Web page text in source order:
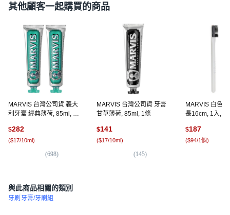
其他顧客一起購買的商品
MARVIS 台灣公司貨 義大
利牙膏 經典薄荷, 85ml, 1
$282
($17/10ml)
(698)
MARVIS 台灣公司貨 牙膏
甘草薄荷, 85ml, 1條
$141
($17/10ml)
(145)
MARVIS 白色
長16cm, 1入, 2
$187
($94/1個)
與此商品相關的類別
牙刷 牙膏/牙刷組